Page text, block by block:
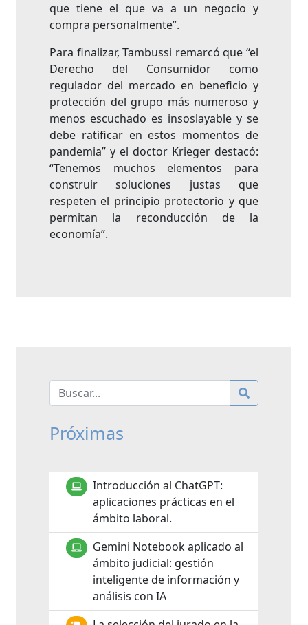
que tiene el que va a un negocio y
compra personalmente”.
Para finalizar, Tambussi remarcó que “el
Derecho del Consumidor como
regulador del mercado en beneficio y
protección del grupo más numeroso y
menos escuchado es insoslayable y se
debe ratificar en estos momentos de
pandemia” y el doctor Krieger destacó:
“Tenemos muchos elementos para
construir soluciones justas que
respeten el principio protectorio y que
permitan la reconducción de la
economía”.
Próximas
Introducción al ChatGPT:
aplicaciones prácticas en el
ámbito laboral.
Gemini Notebook aplicado al
ámbito judicial: gestión
inteligente de información y
análisis con IA